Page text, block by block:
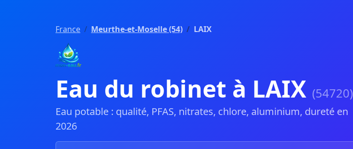
France Meurthe-et-Moselle (54) LAIX
Eau du robinet à LAIX (54720)
Eau potable : qualité, PFAS, nitrates, chlore, aluminium, dureté en
2026